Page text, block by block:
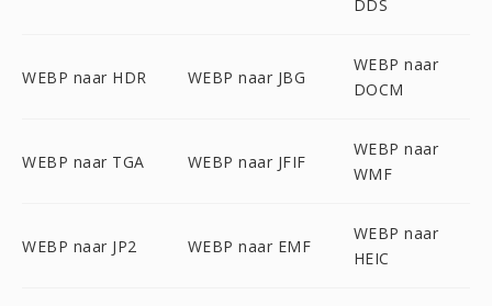
DDS
WEBP naar HDR WEBP naar JBG
WEBP naar
DOCM
WEBP naar TGA WEBP naar JFIF
WEBP naar
WMF
WEBP naar JP2 WEBP naar EMF
WEBP naar
HEIC